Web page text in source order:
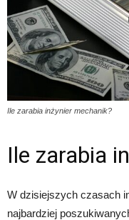
Ile zarabia inżynier mechanik?
Ile zarabia
W dzisiejszych czasach
najbardziej